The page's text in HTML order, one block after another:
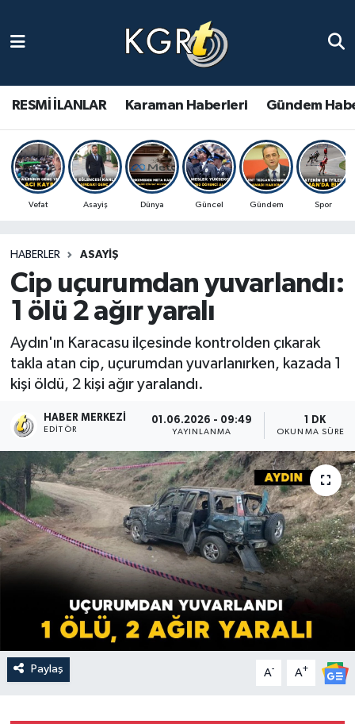
RESMİ İLANLAR Karaman Haberleri Gündem
Vefat Asayiş Dünya Güncel Gündem Spor
HABERLER ASAYIŞ
Cip uçurumdan yuvarlandı:
1 ölü 2 ağır yaralı
Aydın'ın Karacasu ilçesinde kontrolden çıkarak
takla atan cip, uçurumdan yuvarlanırken, kazada 1
kişi öldü, 2 kişi ağır yaralandı.
HABER MERKEZI
EDITÖR
01.06.2026 - 09:49
YAYINLANMA
1 DK
OKUNMA SÜRESI
Paylaş A- A+
Gündem Haberleri
Güncel Haberler
Spor Haberleri
Ulusal Haberler
Vefat Edenler